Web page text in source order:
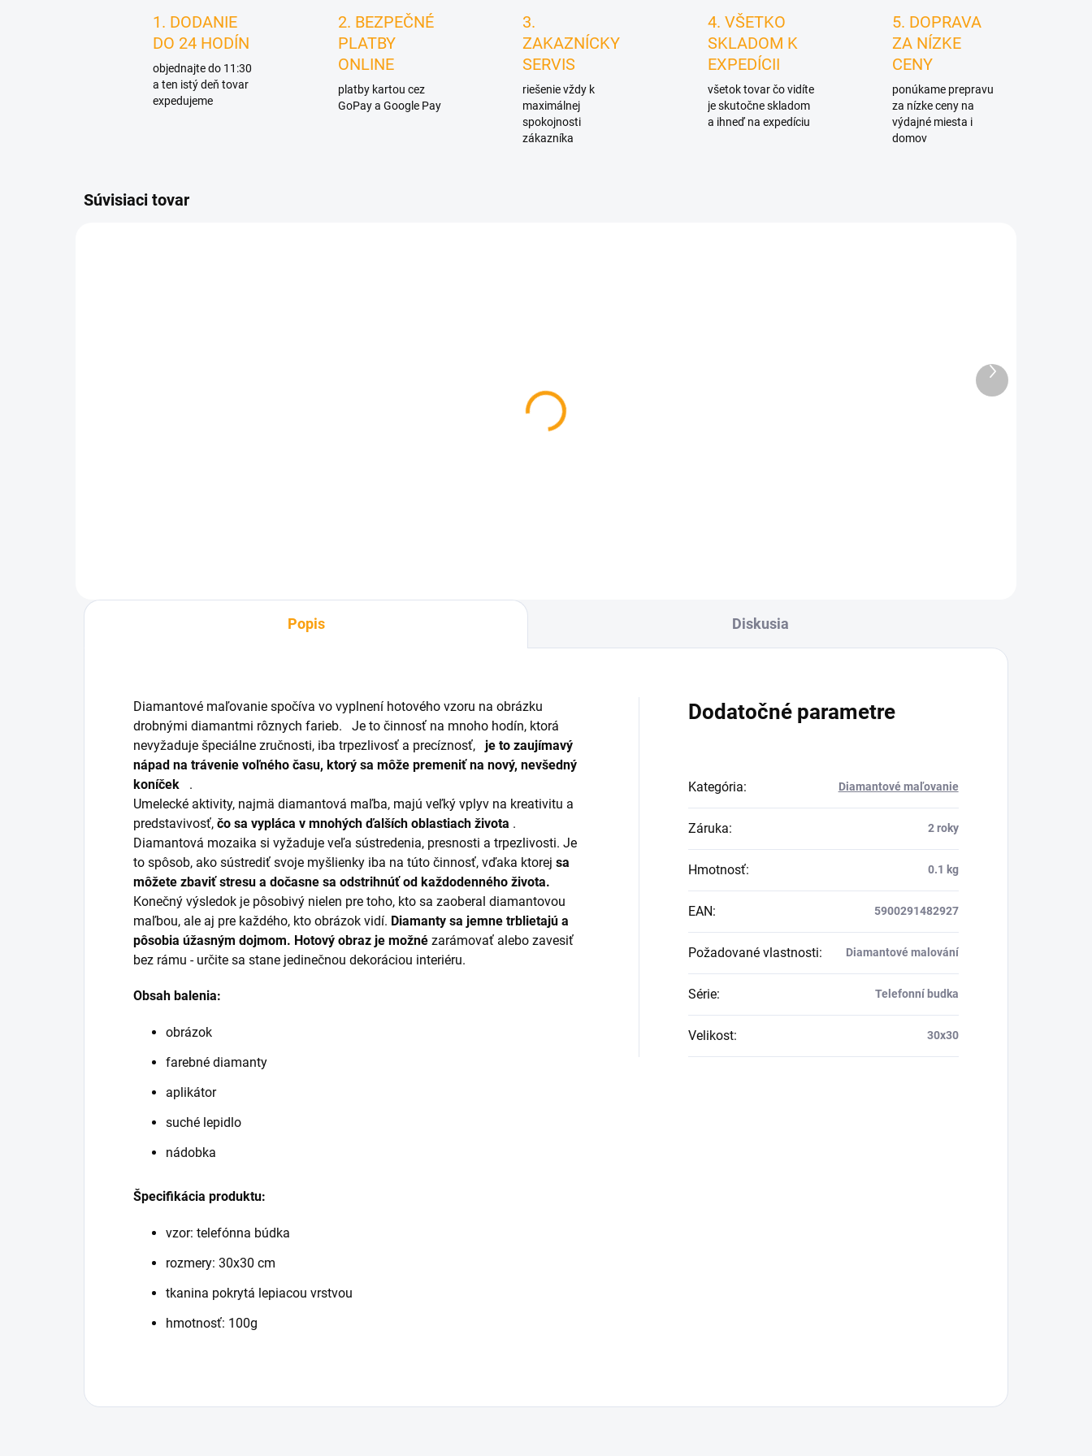
1. DODANIE
DO 24 HODÍN
objednajte do 11:30
a ten istý deň tovar
expedujeme
2. BEZPEČNÉ
PLATBY
ONLINE
platby kartou cez
GoPay a Google Pay
3.
ZAKAZNÍCKY
SERVIS
riešenie vždy k
maximálnej
spokojnosti
zákazníka
4. VŠETKO
SKLADOM K
EXPEDÍCII
všetok tovar čo vidíte
je skutočne skladom
a ihneď na expedíciu
5. DOPRAVA
ZA NÍZKE
CENY
ponúkame prepravu
za nízke ceny na
výdajné miesta i
domov
Súvisiaci tovar
SKLADOM
Ďalší
produkt
Popis Diskusia
Diamantové maľovanie spočíva vo vyplnení hotového vzoru na obrázku
drobnými diamantmi rôznych farieb.
Je to činnosť na mnoho hodín, ktorá
nevyžaduje špeciálne zručnosti, iba trpezlivosť a precíznosť,
je to zaujímavý
nápad na trávenie voľného času, ktorý sa môže premeniť na nový, nevšedný
koníček
.
Umelecké aktivity, najmä diamantová maľba, majú veľký vplyv na kreativitu a
predstavivosť, čo sa vypláca v mnohých ďalších oblastiach života .
Diamantová mozaika si vyžaduje veľa sústredenia, presnosti a trpezlivosti. Je
to spôsob, ako sústrediť svoje myšlienky iba na túto činnosť, vďaka ktorej sa
môžete zbaviť stresu a dočasne sa odstrihnúť od každodenného života.
Konečný výsledok je pôsobivý nielen pre toho, kto sa zaoberal diamantovou
maľbou, ale aj pre každého, kto obrázok vidí. Diamanty sa jemne trblietajú a
pôsobia úžasným dojmom. Hotový obraz je možné zarámovať alebo zavesiť
bez rámu - určite sa stane jedinečnou dekoráciou interiéru.
Obsah balenia:
obrázok
farebné diamanty
aplikátor
suché lepidlo
nádobka
Špecifikácia produktu:
vzor: telefónna búdka
rozmery: 30x30 cm
tkanina pokrytá lepiacou vrstvou
hmotnosť: 100g
Dodatočné parametre
Kategória: Diamantové maľovanie
Záruka: 2 roky
Hmotnosť: 0.1 kg
EAN: 5900291482927
Požadované vlastnosti: Diamantové malování
Série: Telefonní budka
Velikost: 30x30